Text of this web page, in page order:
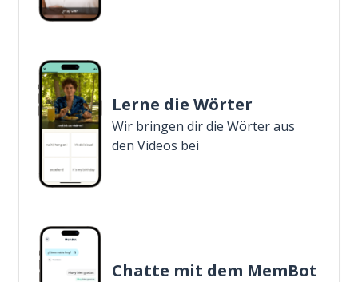
Lerne die Wörter
Wir bringen dir die Wörter aus
den Videos bei
Chatte mit dem MemBot